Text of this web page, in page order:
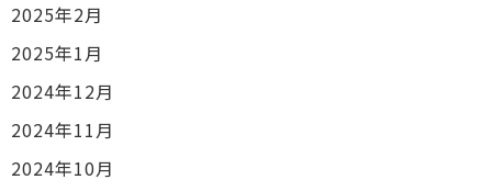
2025年2月
2025年1月
2024年12月
2024年11月
2024年10月